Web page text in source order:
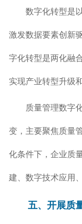
数字化转型是
激发数据要素创新
字化转型是两化融
实现产业转型升级
质量管理数字
变，主要聚焦质量
化条件下，企业质
建、数字技术应用
五、开展质